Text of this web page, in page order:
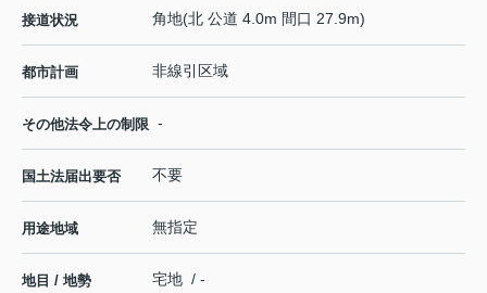
接道状況 角地(北 公道 4.0m 間口 27.9m)
都市計画 非線引区域
その他法令上の制限 -
国土法届出要否 不要
用途地域 無指定
地目 / 地勢 宅地 / -